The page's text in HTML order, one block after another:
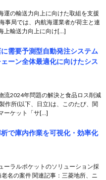
運の輸送力向上に向けた取組を支援
局では、内航海運業者が荷主と連
上輸送力向上に向け[…]
需要予測型自動発注システム
ーン全体最適化に向けたシス
流2024年問題の解決と食品ロス削減
所(以下、日立)は、このたび、関
ーケット「サ[…]
で庫内作業を可視化・効率化
ーラルポケットのソリューション採
名の案件 関連記事：三菱地所、ニ